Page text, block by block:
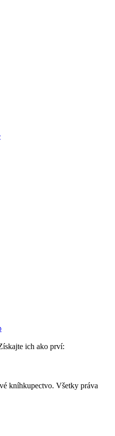
ich ako prví:
kníhkupectvo. Všetky práva